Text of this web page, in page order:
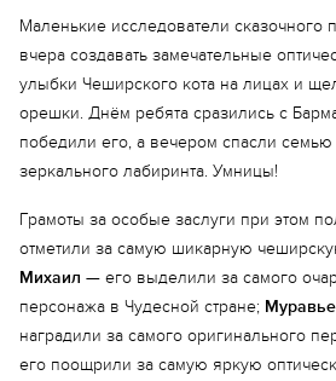
Маленькие исследователи сказочного
вчера создавать замечательные
улыбки Чеширского кота на лицах и
орешки. Днём ребята сразились с
победили его, а вечером спасли
зеркального лабиринта. Умницы!
Грамоты за особые заслуги при этом
отметили за самую шикарную
Михаил — его выделили за самого
персонажа в Чудесной стране;
наградили за самого оригинального
его поощрили за самую яркую